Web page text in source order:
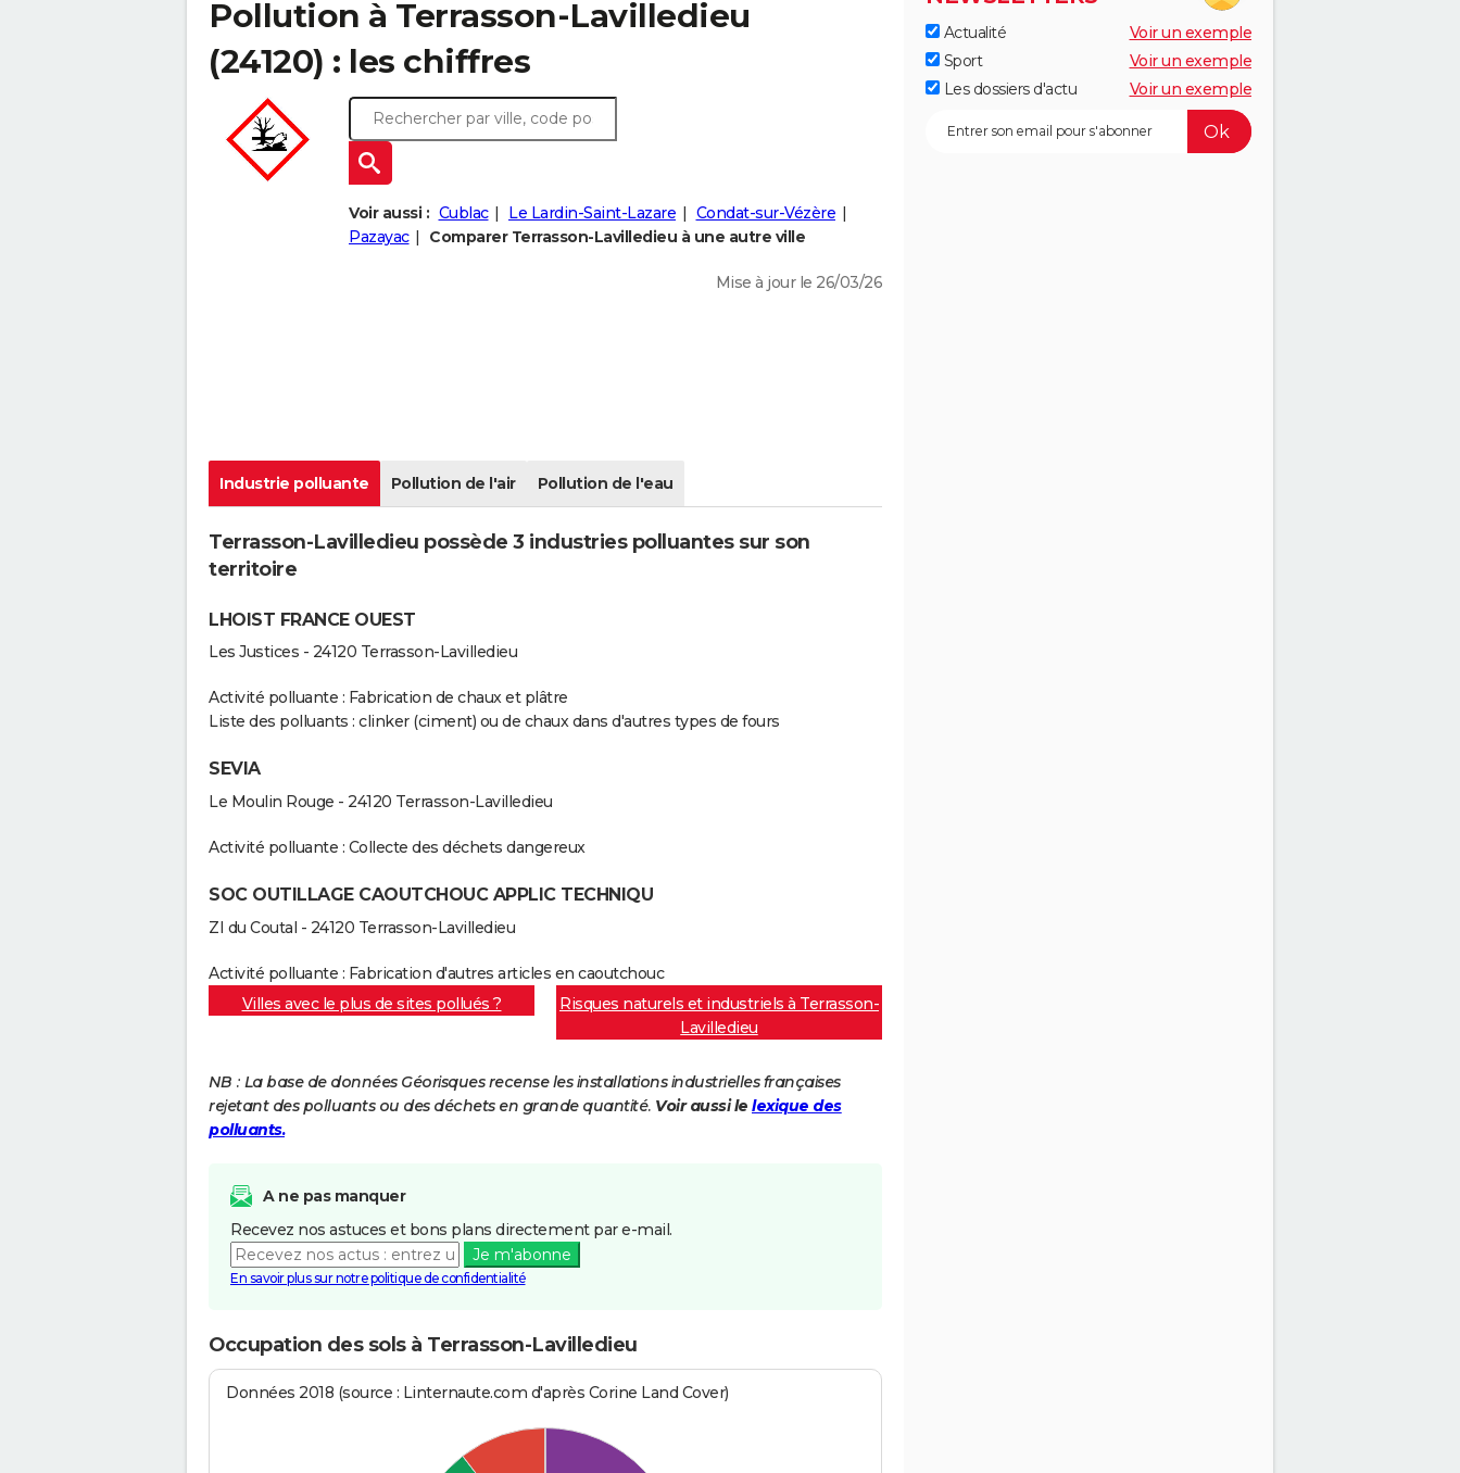
Pollution à Terrasson-Lavilledieu
(24120) : les chiffres
Voir aussi : Cublac Le Lardin-Saint-Lazare
Condat-sur-Vézère
Pazayac
Comparer Terrasson-Lavilledieu à une autre ville
Mise à jour le 26/03/26
Industrie polluante Pollution de l'air Pollution de l'eau
Terrasson-Lavilledieu possède 3 industries polluantes sur son
territoire
LHOIST FRANCE OUEST
Les Justices - 24120 Terrasson-Lavilledieu
Activité polluante : Fabrication de chaux et plâtre
Liste des polluants : clinker (ciment) ou de chaux dans d'autres types de fours
SEVIA
Le Moulin Rouge - 24120 Terrasson-Lavilledieu
Activité polluante : Collecte des déchets dangereux
SOC OUTILLAGE CAOUTCHOUC APPLIC TECHNIQU
ZI du Coutal - 24120 Terrasson-Lavilledieu
Activité polluante : Fabrication d'autres articles en caoutchouc
Villes avec le plus de sites pollués ?
Risques naturels et industriels à Terrasson-
Lavilledieu
NB : La base de données Géorisques recense les installations industrielles françaises
rejetant des polluants ou des déchets en grande quantité. Voir aussi le lexique des
polluants.
A ne pas manquer
Recevez nos astuces et bons plans directement par e-mail.
Je m'abonne
En savoir plus sur notre politique de confidentialité
Occupation des sols à Terrasson-Lavilledieu
Données 2018 (source : Linternaute.com d'après Corine Land Cover)
Actualité
Voir un exemple
Sport
Voir un exemple
Les dossiers d'actu
Voir un exemple